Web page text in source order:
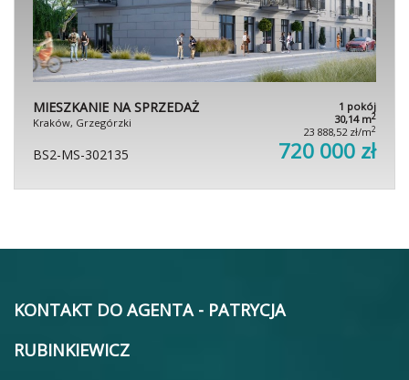
MIESZKANIE NA SPRZEDAŻ
Kraków, Grzegórzki
1 pokój
30,14 m2
23 888,52 zł/m2
BS2-MS-302135 720 000 zł
KONTAKT DO AGENTA - PATRYCJA
RUBINKIEWICZ